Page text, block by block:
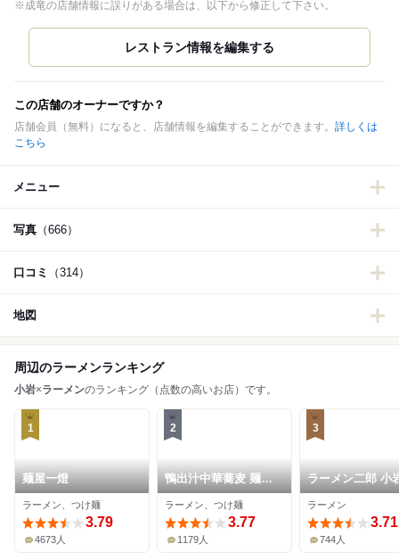
※成竜の店舗情報に誤りがある場合は、以下から修正して下さい。
この店舗のオーナーですか？
店舗会員（無料）になると、店舗情報を編集することができます。 詳しくは
こちら
メニュー
写真 （666）
口コミ （314）
地図
周辺のラーメンランキング
小岩×ラーメンのランキング（点数の高いお店）です。
1
麺屋一燈
ラーメン、つけ麺
3.79
4673人
2
鴨出汁中華蕎麦 麺屋
yoshiki
ラーメン、つけ麺
3.77
1179人
3
ラーメン二郎 小
ラーメン
3.71
744人